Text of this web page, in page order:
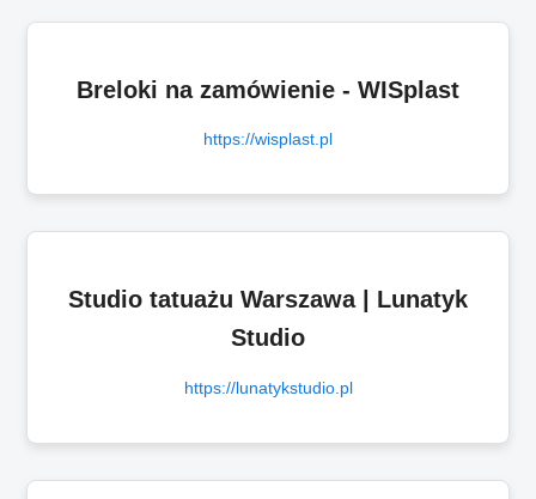
Breloki na zamówienie - WISplast
https://wisplast.pl
Studio tatuażu Warszawa | Lunatyk
Studio
https://lunatykstudio.pl